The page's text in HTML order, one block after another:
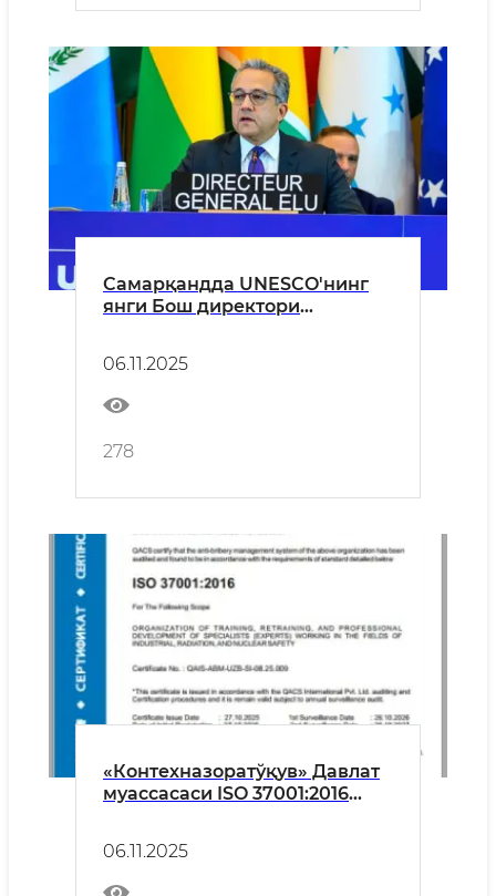
Самарқандда UNESCO'нинг
янги Бош директори
06.11.2025
278
«Контехназоратўқув» Давлат
муассасаси ISO 37001:2016
06.11.2025